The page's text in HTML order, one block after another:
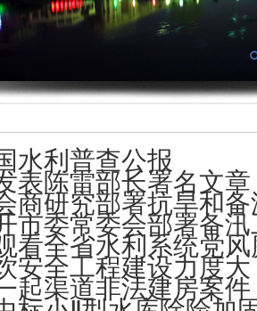
水利普查公报
表陈雷部长署名文
商研究部署抗旱和
市委常委会部署备汛
看全省水利系统党
安全工程建设力度大
起渠道非法建房案件